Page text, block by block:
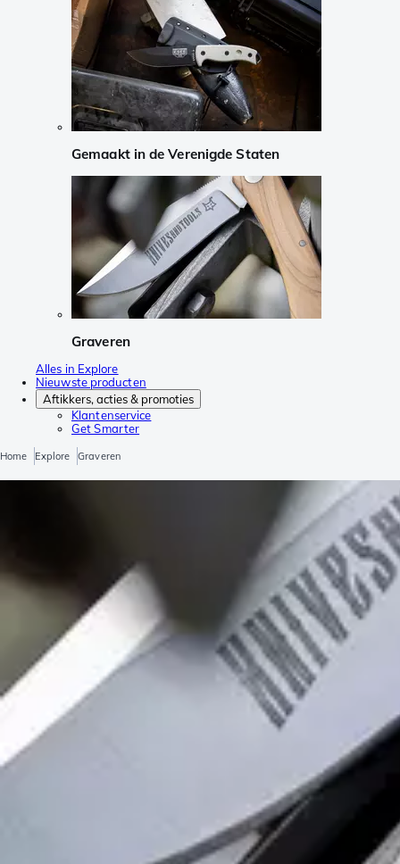
Gemaakt in de Verenigde Staten
Graveren
Alles in Explore
Nieuwste producten
Aftikkers, acties & promoties
Klantenservice
Get Smarter
Home Explore Graveren